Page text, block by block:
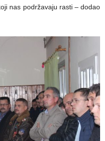
nas podržavaju rasti – dodao